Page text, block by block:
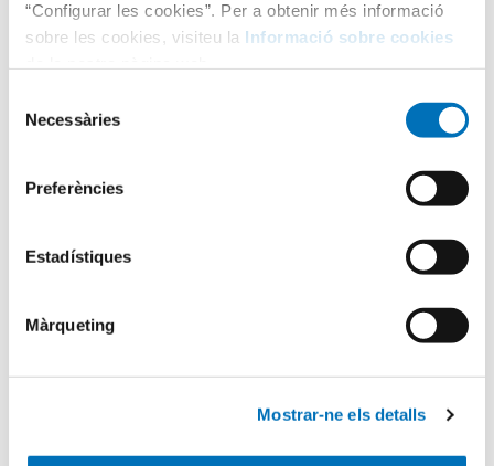
“Configurar les cookies”. Per a obtenir més informació
sobre les cookies, visiteu la Informació sobre cookies
Necessàries
Preferències
Estadístiques
Màrqueting
Mostrar-ne els detalls
Infermeria